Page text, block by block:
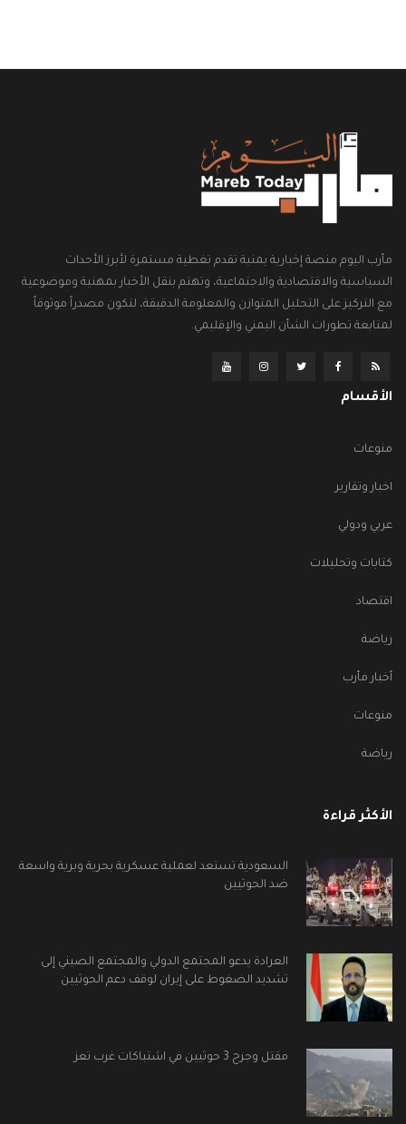
مأرب اليوم منصة إخبارية يمنية تقدم تغطية مستمرة لأبرز الأحداث
السياسية والاقتصادية والاجتماعية، وتهتم بنقل الأخبار بمهنية وموضوعية
مع التركيز على التحليل المتوازن والمعلومة الدقيقة، لتكون مصدراً موثوقاً
لمتابعة تطورات الشأن اليمني والإقليمي.
الأقسام
منوعات
اخبار وتقارير
عربي ودولي
كتابات وتحليلات
اقتصاد
رياضة
أخبار مأرب
منوعات
رياضة
الأكثر قراءة
السعودية تستعد لعملية عسكرية بحرية وبرية واسعة
ضد الحوثيين
العرادة يدعو المجتمع الدولي والمجتمع الصيني إلى
تشديد الضغوط على إيران لوقف دعم الحوثيين
مقتل وجرح 3 حوثيين في اشتباكات غرب تعز